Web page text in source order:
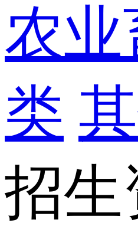
农业
类
招生